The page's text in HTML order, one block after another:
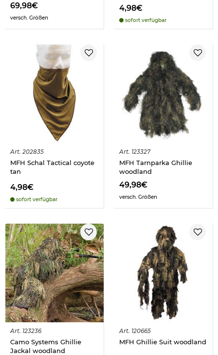
69,98€
versch. Größen
4,98€
sofort verfügbar
Art. 202835
MFH Schal Tactical coyote
tan
4,98€
sofort verfügbar
Art. 123327
MFH Tarnparka Ghillie
woodland
49,98€
versch. Größen
Art. 123236
Camo Systems Ghillie
Jackal woodland
Art. 120665
MFH Ghillie Suit woodland